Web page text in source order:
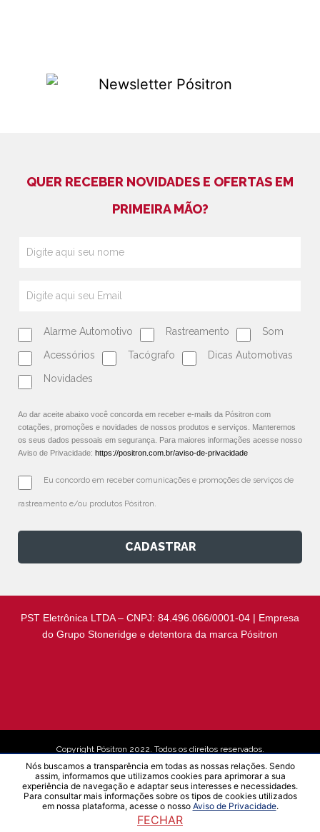
QUER RECEBER NOVIDADES E OFERTAS EM
PRIMEIRA MÃO?
Alarme Automotivo Rastreamento Som
Acessórios Tacógrafo Dicas Automotivas
Novidades
Ao dar aceite abaixo você concorda em receber e-mails da Pósitron com
cotações, promoções e novidades de nossos produtos e serviços. Manteremos
os seus dados pessoais em segurança. Para maiores informações acesse nosso
Aviso de Privacidade: https://positron.com.br/aviso-de-privacidade
Eu concordo em receber comunicações e promoções de serviços de
rastreamento e/ou produtos Pósitron.
CADASTRAR
PST Eletrônica LTDA – CNPJ: 84.496.066/0001-04 | Empresa
do Grupo Stoneridge e detentora da marca Pósitron
Copyright Pósitron 2022. Todos os direitos reservados.
Aviso de Privacidade
Nós buscamos a transparência em todas as nossas relações. Sendo
assim, informamos que utilizamos cookies para aprimorar a sua
experiência de navegação e adaptar seus interesses e necessidades.
Para consultar mais informações sobre os tipos de cookies utilizados
em nossa plataforma, acesse o nosso Aviso de Privacidade.
FECHAR